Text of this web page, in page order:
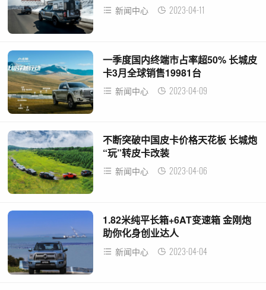
新闻中心 2023-04-11
一季度国内终端市占率超50% 长城皮
卡3月全球销售19981台
新闻中心 2023-04-09
不断突破中国皮卡价格天花板 长城炮
“玩”转皮卡改装
新闻中心 2023-04-06
1.82米纯平长箱+6AT变速箱 金刚炮
助你化身创业达人
新闻中心 2023-04-04